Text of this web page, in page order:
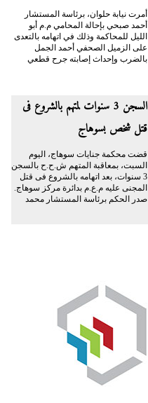
أمرت نيابة حلوان، برئاسة المستشار
أحمد صبحي بإحالة المحامي م.م أبو
الليل للمحاكمة وذلك في اتهامه بالتعدى
على الزميل الصحفي أحمد الجمل
بالضرب وإحداث إصابته جرح قطعي
السجن 3 سنوات لمتهم بالشروع فى
قتل شخص بسوهاج
قضت محكمة جنايات سوهاج، اليوم
السبت، بمعاقبة المتهم ش.ح.ح بالسجن
3 سنوات، بعد اتهامه بالشروع فى قتل
المجنى عليه م.ع.م بدائرة مركز سوهاج.
صدر الحكم برئاسة المستشار محمد